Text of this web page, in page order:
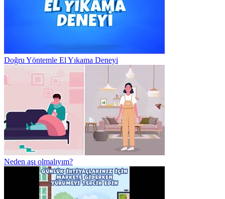
Doğru Yöntemle El Yıkama Deneyi
Neden aşı olmalıyım?